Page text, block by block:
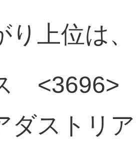
り上位は、
<3696>
ダストリ